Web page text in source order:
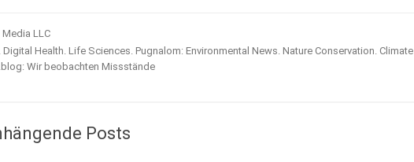
LLC
Health. Life Sciences. Pugnalom: Environmental News. Nature Conservation. Climate
Wir beobachten Missstände
Posts